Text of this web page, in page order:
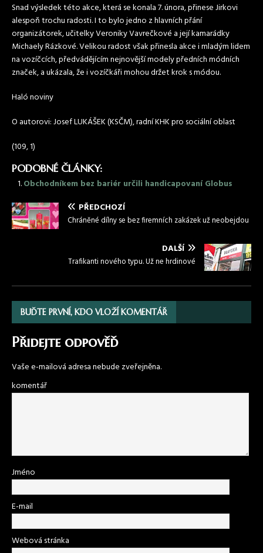
Snad výsledek této akce, která se konala 7. února, přinese Jirkovi
alespoň trochu radosti. I to bylo jedno z hlavních přání
organizátorek, učitelky Veroniky Vavrečkové a její kamarádky
Michaely Rázkové. Velikou radost však přinesla akce i mladým lidem
na vozíčcích, předvádějícím nejnovější modely předních módních
značek, a ukázala, že i vozíčkáři mohou držet krok s módou.
Haló noviny
O autorovi: Josef LUKÁŠEK (KSČM), radní KHK pro sociální oblast
(109, 1)
PODOBNÉ ČLÁNKY:
Obchodníkem bez bariér určili handicapovaní Globus
PŘEDCHOZÍ
Chráněné dílny se bez firemních zakázek už neobejdou
DALŠÍ
Trafikanti nového typu. Už ne hrdinové
BUĎTE PRVNÍ, KDO VLOŽÍ KOMENTÁŘ
Přidejte odpověď
Vaše e-mailová adresa nebude zveřejněna.
komentář
Jméno
E-mail
Webová stránka